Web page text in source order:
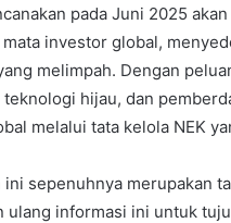
pada Juni 2025
investor global,
melimpah. Dengan
hijau, dan
melalui tata kelola NEK
sepenuhnya merupakan
ulang informasi ini untuk